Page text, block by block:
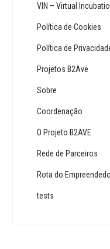
VIN – Virtual
Política de Cookies
Política de
Projetos B2Ave
Sobre
Coordenação
O Projeto B2AVE
Rede de Parceiros
Rota do
tests